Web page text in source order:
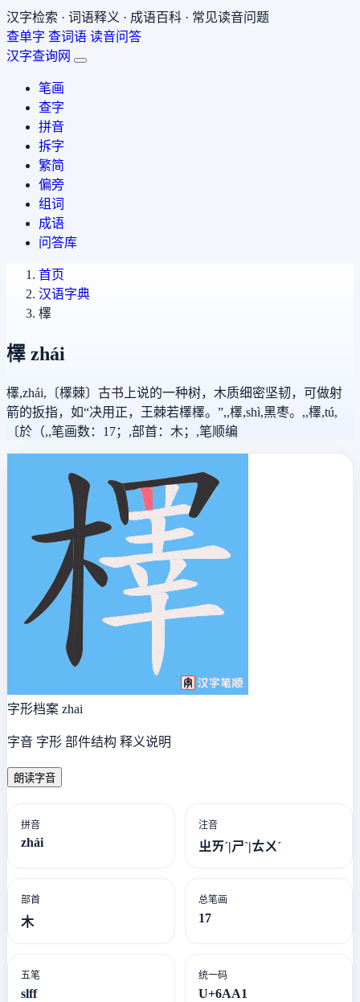
汉字检索 · 词语释义 · 成语百科 · 常见读音问题
查单字 查词语 读音问答
汉字查询网
笔画
查字
拼音
拆字
繁简
偏旁
组词
成语
问答库
首页
汉语字典
檡
檡 zhái
檡,zhái,〔檡棘〕古书上说的一种树，木质细密坚韧，可做射
箭的扳指，如“决用正，王棘若檡檡。”,,檡,shì,黑枣。,,檡,tú,
〔於（,,笔画数：17；,部首：木；,笔顺编
字形档案 zhai
字音 字形 部件结构 释义说明
朗读字音
拼音
zhái
注音
ㄓㄞˊ|ㄕˋ|ㄊㄨˊ
部首
木
总笔画
17
五笔
slff
统一码
U+6AA1